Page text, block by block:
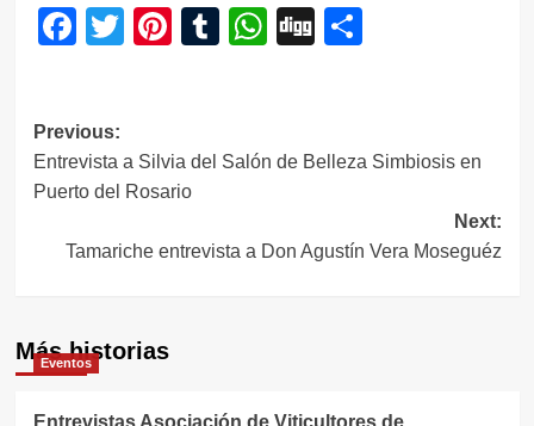
Facebook
Twitter
Pinterest
Tumblr
WhatsApp
DiggCompartir
Navegación
de
Previous:
Entrevista a Silvia del Salón de Belleza Simbiosis en
Puerto del Rosario
Next:
Tamariche entrevista a Don Agustín Vera Moseguéz
Más historias
Eventos
Entrevistas Asociación de Viticultores de